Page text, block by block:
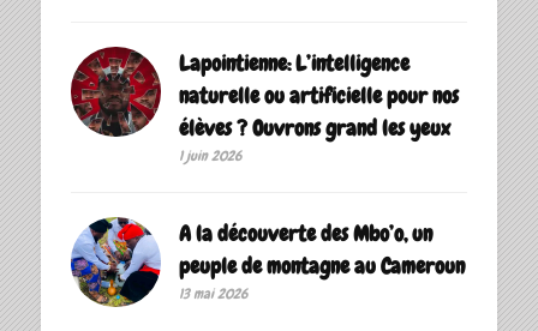
Lapointienne: L’intelligence
naturelle ou artificielle pour nos
élèves ? Ouvrons grand les yeux
1 juin 2026
A la découverte des Mbo’o, un
peuple de montagne au Cameroun
13 mai 2026